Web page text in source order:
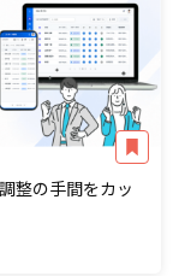
整の手間をカッ